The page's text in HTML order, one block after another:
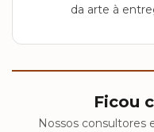
da arte à
Ficou
Nossos consultores